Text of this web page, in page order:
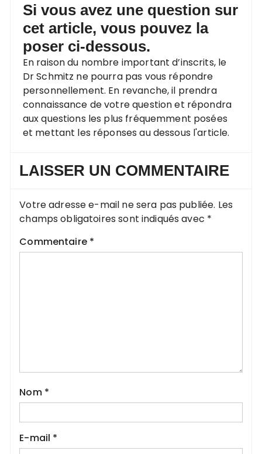
Si vous avez une question sur
cet article, vous pouvez la
poser ci-dessous.
En raison du nombre important d’inscrits, le
Dr Schmitz ne pourra pas vous répondre
personnellement. En revanche, il prendra
connaissance de votre question et répondra
aux questions les plus fréquemment posées
et mettant les réponses au dessous l'article.
LAISSER UN COMMENTAIRE
Votre adresse e-mail ne sera pas publiée. Les
champs obligatoires sont indiqués avec *
Commentaire *
Nom *
E-mail *